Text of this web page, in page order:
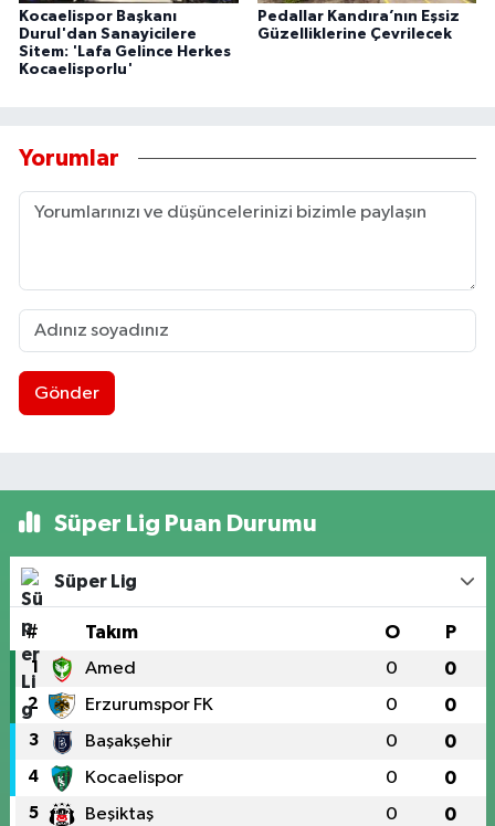
Kocaelispor Başkanı
Durul'dan Sanayicilere
Sitem: 'Lafa Gelince Herkes
Kocaelisporlu'
Pedallar Kandıra’nın Eşsiz
Güzelliklerine Çevrilecek
Yorumlar
Gönder
Süper Lig Puan Durumu
Süper Lig
# Takım O P
1 Amed 0 0
2 Erzurumspor FK 0 0
3 Başakşehir 0 0
4 Kocaelispor 0 0
5 Beşiktaş 0 0